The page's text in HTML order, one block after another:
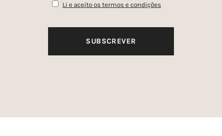
Li e aceito os termos e condições